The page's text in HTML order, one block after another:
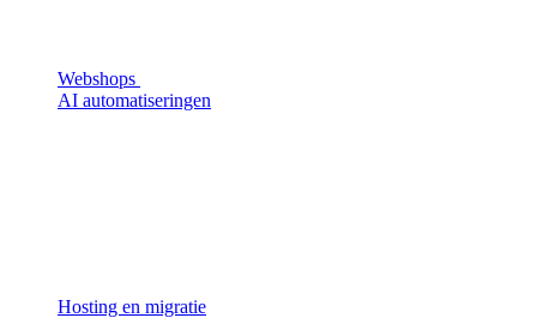
Webshops
AI automatiseringen
Hosting en migratie